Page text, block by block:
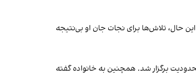
حال، تلاش‌ها برای نجات جان او بی‌نتیجه
برگزار شد. همچنین به خانواده گفته